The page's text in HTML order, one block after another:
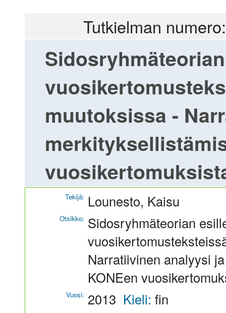
Tutkielman
muutoksissa -
Tekijä: Lounesto, Kaisu
Otsikko: Sidosryhmäteorian
Narratiivinen analyysi
KONEen
Vuosi: 2013 Kieli: fin